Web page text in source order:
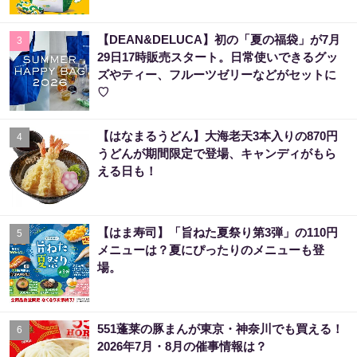
3
【DEAN&DELUCA】初の「夏の福袋」が7月
29日17時販売スタート。日常使いできるグッ
ズやティー、フルーツゼリーなどがセットに
♡
4
【はなまるうどん】大海老天3本入りの870円
うどんが期間限定で登場、キャンディがもら
える日も！
5
【はま寿司】「旨ねた夏祭り第3弾」の110円
メニューは？夏にぴったりのメニューも登
場。
6
551蓬莱の豚まんが東京・神奈川でも買える！
2026年7月・8月の催事情報は？